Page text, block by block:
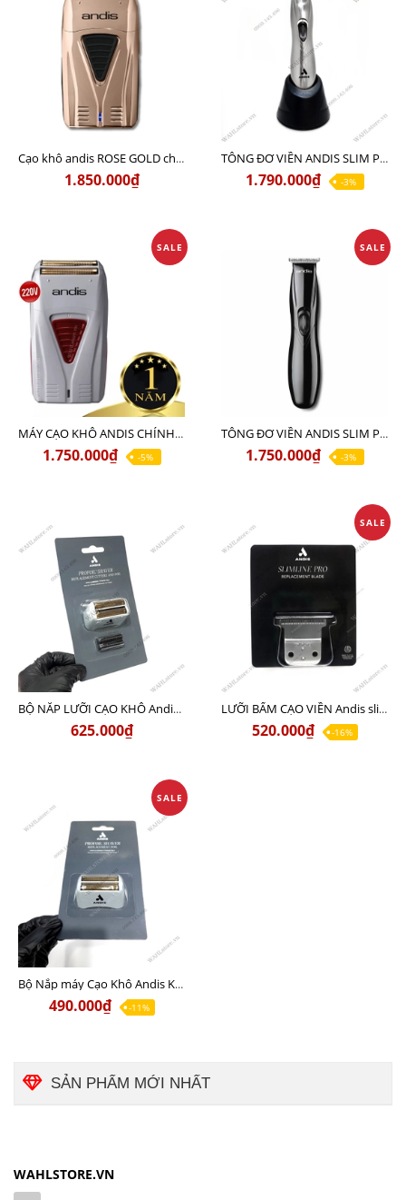
Cạo khô andis ROSE GOLD chính hãng Mỹ
1.850.000₫
TÔNG ĐƠ VIỀN ANDIS SLIM PRO LI (CHROME) USA - Sạc 110v lẫn 220v
1.790.000₫ -3%
SALE
MÁY CẠO KHÔ ANDIS CHÍNH HÃNG USA - Sạc 110v lẫn 220v
1.750.000₫ -5%
SALE
TÔNG ĐƠ VIỀN ANDIS SLIM PRO LI (BLACK) USA - Sạc 110v lẫn 220v
1.750.000₫ -3%
BỘ NẮP LƯỠI CẠO KHÔ Andis Profoil Lithium
625.000₫
SALE
LƯỠI BẤM CẠO VIỀN Andis slimline pro
520.000₫ -16%
SALE
Bộ Nắp máy Cạo Khô Andis Không Lưỡi chính hãng USA 100%
490.000₫ -11%
SẢN PHẨM MỚI NHẤT
WAHLSTORE.VN